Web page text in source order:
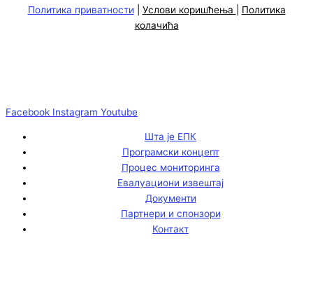
Политика приватности Услови коришћења
Политика
колачића
Facebook Instagram Youtube
Шта је ЕПК
Програмски концепт
Процес мониторинга
Евалуациони извештај
Документи
Партнери и спонзори
Контакт